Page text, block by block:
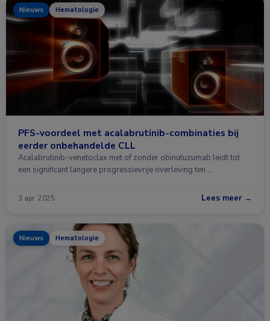
Nieuws Hematologie
PFS-voordeel met acalabrutinib-combinaties bij
eerder onbehandelde CLL
Acalabrutinib-venetoclax met of zonder obinutuzumab leidt tot
een significant langere progressievrije overleving ten …
3 apr. 2025 Lees meer →
Nieuws Hematologie